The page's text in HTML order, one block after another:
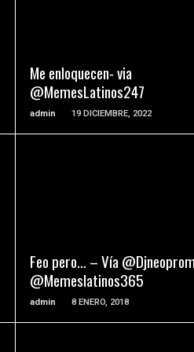
Me enloquecen- via
@MemesLatinos247
admin 19 DICIEMBRE, 2022
Feo pero… – Vía
@Memeslatinos365
admin 8 ENERO, 2018